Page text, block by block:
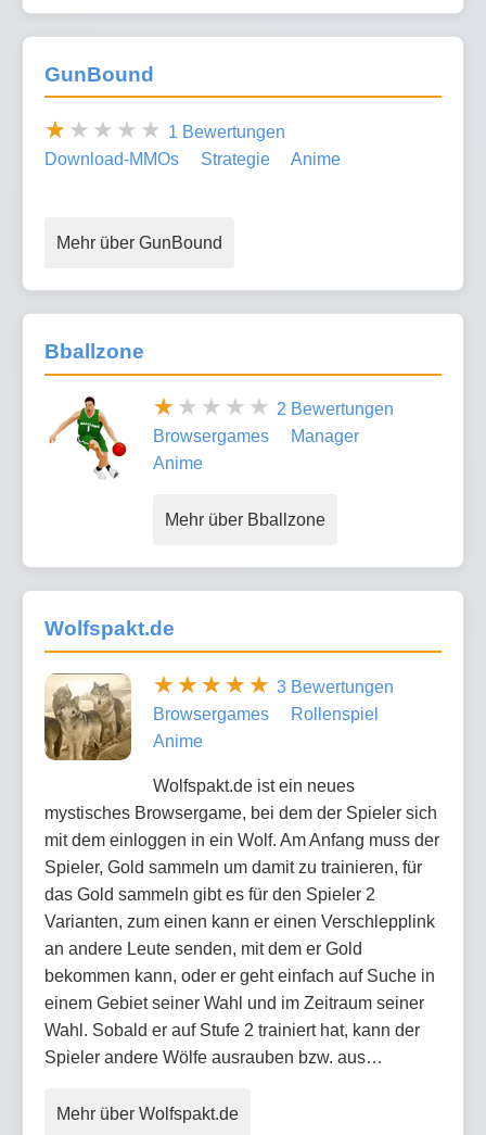
GunBound
1 Bewertungen
Download-MMOs
Strategie Anime
Mehr über GunBound
Bballzone
2 Bewertungen
Browsergames
Manager
Anime
Mehr über Bballzone
Wolfspakt.de
3 Bewertungen
Browsergames
Rollenspiel
Anime
Wolfspakt.de ist ein neues
mystisches Browsergame, bei dem der Spieler sich
mit dem einloggen in ein Wolf. Am Anfang muss der
Spieler, Gold sammeln um damit zu trainieren, für
das Gold sammeln gibt es für den Spieler 2
Varianten, zum einen kann er einen Verschlepplink
an andere Leute senden, mit dem er Gold
bekommen kann, oder er geht einfach auf Suche in
einem Gebiet seiner Wahl und im Zeitraum seiner
Wahl. Sobald er auf Stufe 2 trainiert hat, kann der
Spieler andere Wölfe ausrauben bzw. aus…
Mehr über Wolfspakt.de